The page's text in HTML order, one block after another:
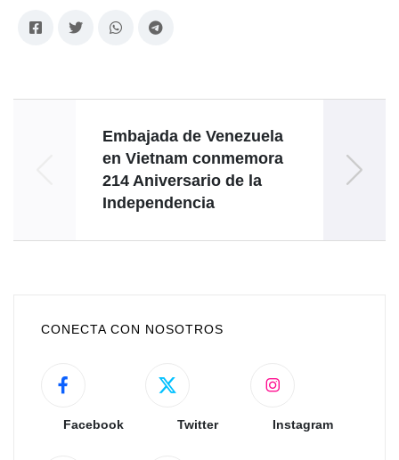
Embajada de Venezuela
en Vietnam conmemora
214 Aniversario de la
Independencia
CONECTA CON NOSOTROS
Facebook Twitter Instagram